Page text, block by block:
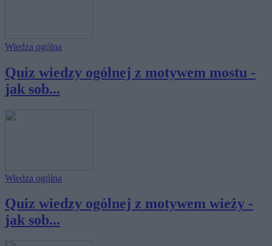
Wiedza ogólna
Quiz wiedzy ogólnej z motywem mostu -
jak sob...
Wiedza ogólna
Quiz wiedzy ogólnej z motywem wieży -
jak sob...